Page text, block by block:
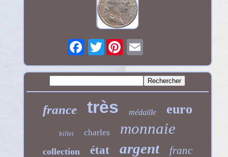
Twitter
france très médaille euro
billet charles monnaie
collection état argent franc